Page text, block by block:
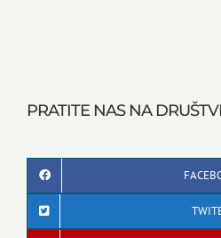
PRATITE NAS NA